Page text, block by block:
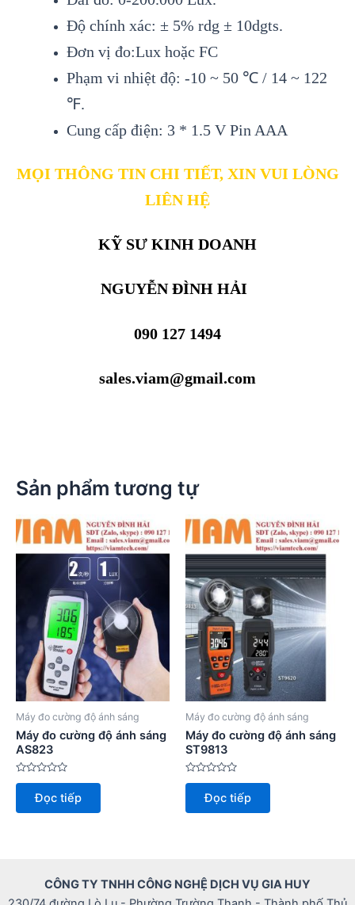
Độ chính xác: ± 5% rdg ± 10dgts.
Đơn vị đo:Lux hoặc FC
Phạm vi nhiệt độ: -10 ~ 50 ℃ / 14 ~ 122
℉.
Cung cấp điện: 3 * 1.5 V Pin AAA
MỌI THÔNG TIN CHI TIẾT, XIN VUI LÒNG
LIÊN HỆ
KỸ SƯ KINH DOANH
NGUYỄN ĐÌNH HẢI
090 127 1494
sales.viam@gmail.com
Sản phẩm tương tự
Máy đo cường độ ánh sáng
Máy đo cường độ ánh sáng
AS823
Được
hạng
0
Đọc tiếp
Máy đo cường độ ánh sáng
Máy đo cường độ ánh sáng
ST9813
Được
hạng
0
Đọc tiếp
CÔNG TY TNHH CÔNG NGHỆ DỊCH VỤ GIA HUY